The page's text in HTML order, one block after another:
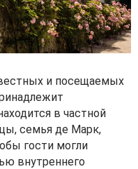
и посещаемых
в частной
семья де Марк,
гости могли
внутреннего